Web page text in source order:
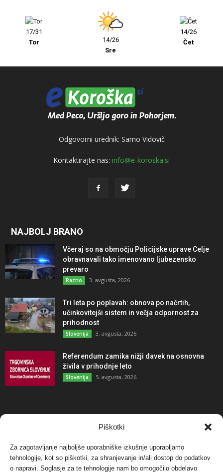
Piškotki
Za zagotavljanje najboljše uporabniške izkušnje uporabljamo
tehnologije, kot so piškotki, za shranjevanje in/ali dostop do podatkov
o napravi. Soglasje za te tehnologije nam bo omogočilo obdelavo
17/31
Tor
14/26
Sre
14/26
Čet
Odgovorni urednik: Samo Vidovič
Kontaktirajte nas: info@e-koroska.si
NAJBOLJ BRANO
Včeraj so na območju Policijske uprave Celje
obravnavali tako imenovano ljubezensko
prevaro
Razno 3. avgusta, 2026
Tri leta po poplavah: obnova po načrtih,
učinkovitejši sistem in večja odpornost za
prihodnost
Slovenija 3. avgusta, 2026
Referendum zamika nižji davek na osnovna
živila v prihodnje leto
Slovenija 5. avgusta, 2026
NAJBOLJ KOMENTIRANO
Protest proti vetrnim elektrarnam na Ojstrici, v
svetu pa vedno bolj...
Dogodki 12. maja, 2017